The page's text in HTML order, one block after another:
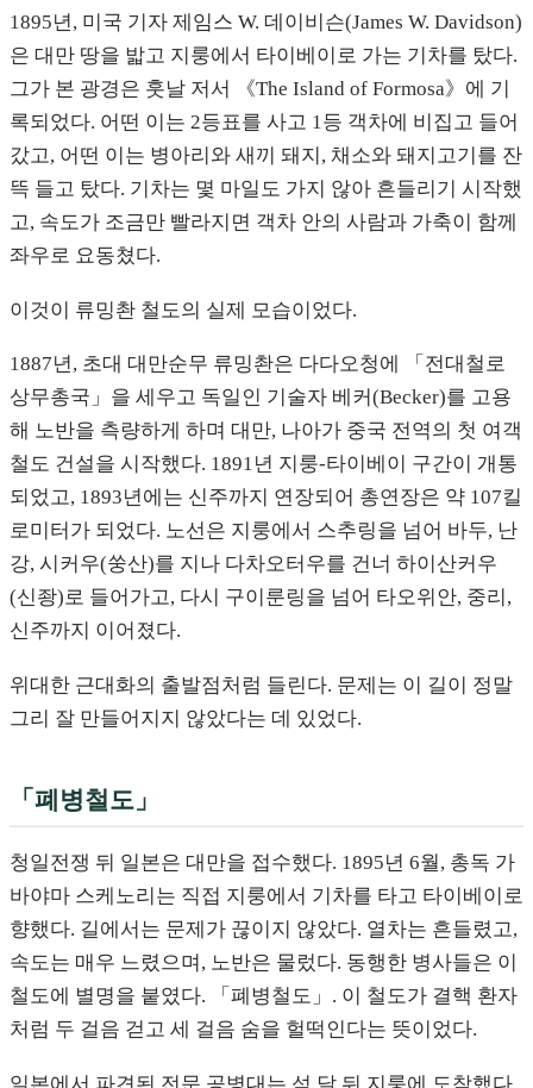
1895년, 미국 기자 제임스 W. 데이비슨(James W. Davidson)
은 대만 땅을 밟고 지룽에서 타이베이로 가는 기차를 탔다.
그가 본 광경은 훗날 저서 《The Island of Formosa》에 기
록되었다. 어떤 이는 2등표를 사고 1등 객차에 비집고 들어
갔고, 어떤 이는 병아리와 새끼 돼지, 채소와 돼지고기를 잔
뜩 들고 탔다. 기차는 몇 마일도 가지 않아 흔들리기 시작했
고, 속도가 조금만 빨라지면 객차 안의 사람과 가축이 함께
좌우로 요동쳤다.
이것이 류밍촨 철도의 실제 모습이었다.
1887년, 초대 대만순무 류밍촨은 다다오청에 「전대철로
상무총국」을 세우고 독일인 기술자 베커(Becker)를 고용
해 노반을 측량하게 하며 대만, 나아가 중국 전역의 첫 여객
철도 건설을 시작했다. 1891년 지룽-타이베이 구간이 개통
되었고, 1893년에는 신주까지 연장되어 총연장은 약 107킬
로미터가 되었다. 노선은 지룽에서 스추링을 넘어 바두, 난
강, 시커우(쑹산)를 지나 다차오터우를 건너 하이산커우
(신좡)로 들어가고, 다시 구이룬링을 넘어 타오위안, 중리,
신주까지 이어졌다.
위대한 근대화의 출발점처럼 들린다. 문제는 이 길이 정말
그리 잘 만들어지지 않았다는 데 있었다.
「폐병철도」
청일전쟁 뒤 일본은 대만을 접수했다. 1895년 6월, 총독 가
바야마 스케노리는 직접 지룽에서 기차를 타고 타이베이로
향했다. 길에서는 문제가 끊이지 않았다. 열차는 흔들렸고,
속도는 매우 느렸으며, 노반은 물렀다. 동행한 병사들은 이
철도에 별명을 붙였다. 「폐병철도」. 이 철도가 결핵 환자
처럼 두 걸음 걷고 세 걸음 숨을 헐떡인다는 뜻이었다.